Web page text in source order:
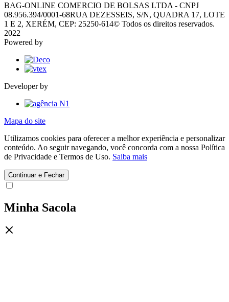
BAG-ONLINE COMERCIO DE BOLSAS LTDA - CNPJ
08.956.394/0001-68RUA DEZESSEIS, S/N, QUADRA 17, LOTE
1 E 2, XERÉM, CEP: 25250-614© Todos os direitos reservados.
2022
Powered by
Developer by
Mapa do site
Utilizamos cookies para oferecer a melhor experiência e personalizar
conteúdo. Ao seguir navegando, você concorda com a nossa Política
de Privacidade e Termos de Uso. Saiba mais
Continuar e Fechar
Minha Sacola